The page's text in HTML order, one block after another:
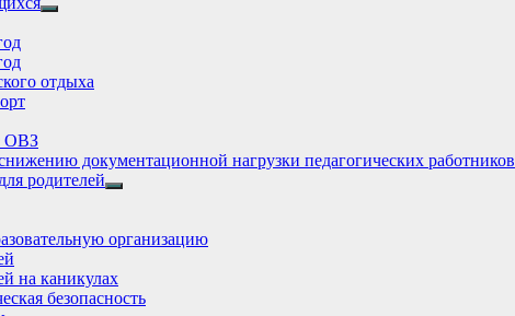
Show
отдыха
ОВЗ
документационной нагрузки педагогических работников
родителей
Show
организацию
на каникулах
безопасность